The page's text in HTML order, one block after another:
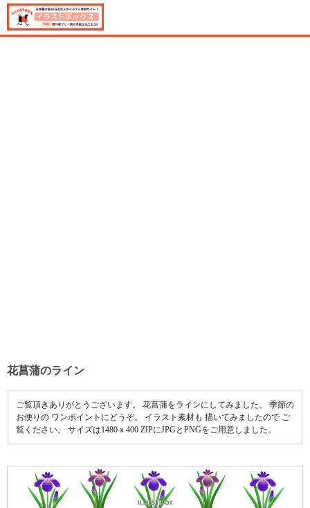
花菖蒲のライン
ご覧頂きありがとうございます。 花菖蒲をラインにしてみました。 季節の
お便りの ワンポイントにどうぞ。 イラスト素材も 描いてみましたので ご
覧ください。 サイズは1480ｘ400 ZIPにJPGとPNGをご用意しました。